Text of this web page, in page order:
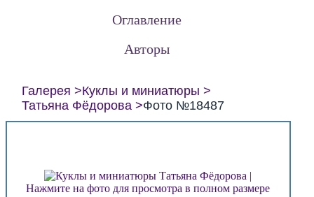
Оглавление
Авторы
Галерея
Куклы и миниатюры
Татьяна Фёдорова
Фото №18487
Нажмите на фото для просмотра в полном размере